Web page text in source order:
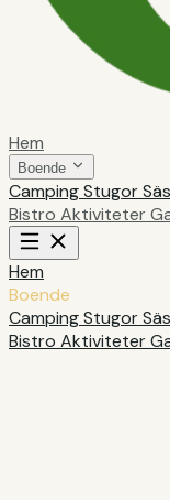
Hem
Boende
CampingStugor
Bistro Aktiviteter
Hem
Boende
CampingStugor
Bistro Aktiviteter